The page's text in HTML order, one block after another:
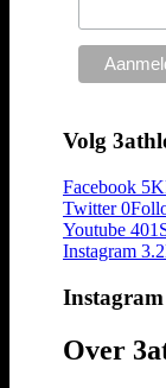
Volg
Facebook 5K
Twitter 0
Youtube 401
Instagram
Over